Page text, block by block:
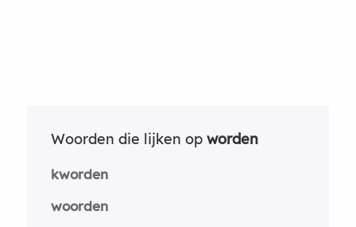
Woorden die lijken op worden
kworden
woorden